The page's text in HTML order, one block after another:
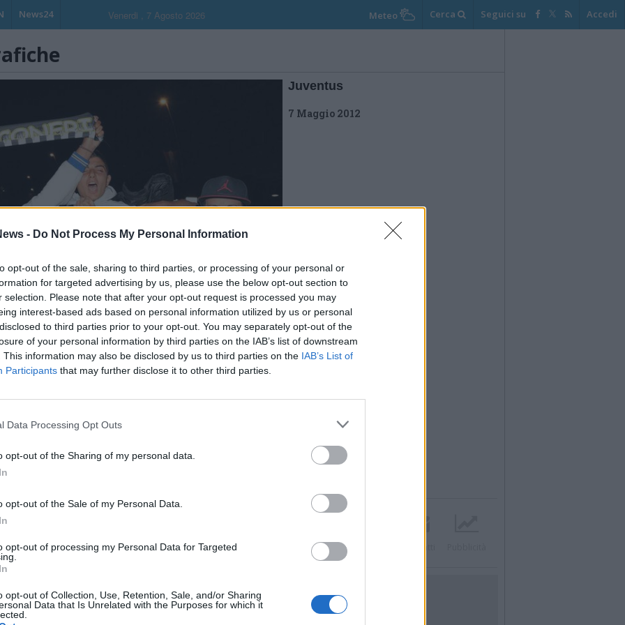
- Do Not Process My Personal Information
opt-out of the sale, sharing to third parties, or processing of your personal or
for targeted advertising by us, please use the below opt-out section to
selection. Please note that after your opt-out request is processed you may
interest-based ads based on personal information utilized by us or personal
to third parties prior to your opt-out. You may separately opt-out of the
of your personal information by third parties on the IAB’s list of downstream
This information may also be disclosed by us to third parties on the IAB’s List of
Participants that may further disclose it to other third parties.
Data Processing Opt Outs
opt-out of the Sharing of my personal data.
opt-out of the Sale of my Personal Data.
opt-out of processing my Personal Data for Targeted
opt-out of Collection, Use, Retention, Sale, and/or Sharing
Data that Is Unrelated with the Purposes for which it
News24 Venerdi , 7 Agosto 2026 Meteo Cerca Seguici su Accedi
DI BIANCONERO
Juventus
7 Maggio 2012
Registrati Redazione Invia notizia Feed RSS Twitter
Gallerie Fotografiche
Web TV
Foto dei lettori
Auguri